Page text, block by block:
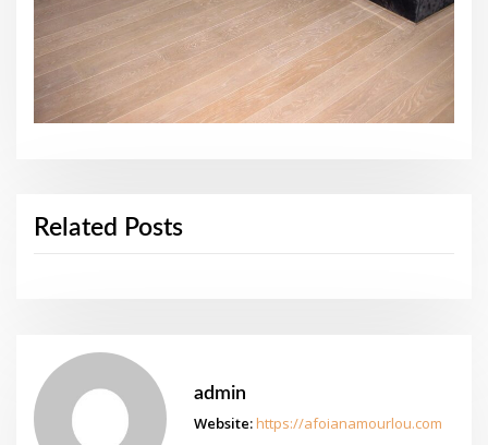
Related Posts
admin
Website: https://afoianamourlou.com